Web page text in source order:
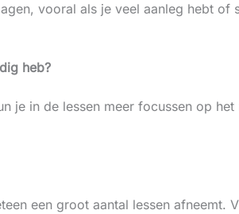
vooral als je veel aanleg hebt of
heb?
je in de lessen meer focussen op
een groot aantal lessen afneemt.